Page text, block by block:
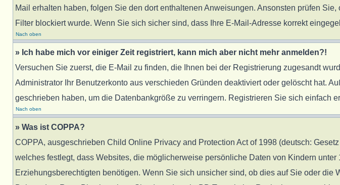
Mail erhalten haben, folgen Sie den dort enthaltenen Anweisungen. Ansonsten prüfen
Filter blockiert wurde. Wenn Sie sich sicher sind, dass Ihre E-Mail-Adresse korrekt
Nach oben
» Ich habe mich vor einiger Zeit registriert, kann mich aber nicht mehr anmelden?!
Versuchen Sie zuerst, die E-Mail zu finden, die Ihnen bei der Registrierung zugesandt
Administrator Ihr Benutzerkonto aus verschieden Gründen deaktiviert oder gelöscht hat.
geschrieben haben, um die Datenbankgröße zu verringern. Registrieren Sie sich einfach
Nach oben
» Was ist COPPA?
COPPA, ausgeschrieben Child Online Privacy and Protection Act of 1998 (deutsch:
welches festlegt, dass Websites, die möglicherweise persönliche Daten von Kindern
Erziehungsberechtigten benötigen. Wenn Sie sich unsicher sind, ob dies auf Sie oder